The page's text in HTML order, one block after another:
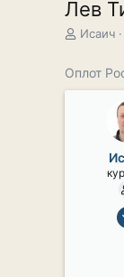
Лев
А
о
Исаич
Оплот